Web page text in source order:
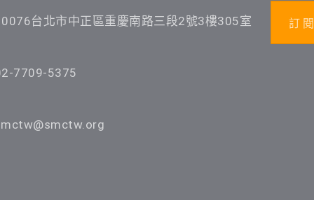
台北市中正區重慶南路三段2號3樓305室
7709-5375
訂